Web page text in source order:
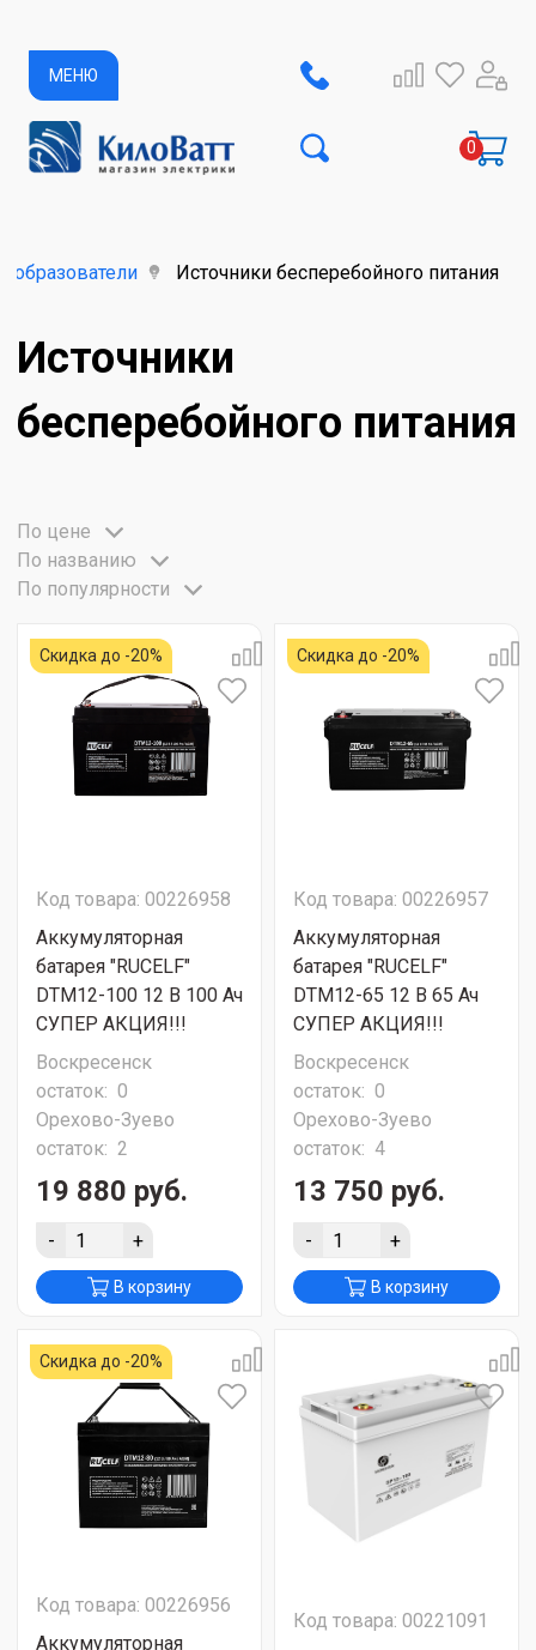
МЕНЮ
Источники бесперебойного питания
Источники
бесперебойного питания
По цене
По названию
По популярности
Скидка до -20%
Код товара: 00226958
Аккумуляторная
батарея "RUCELF"
DTM12-100 12 В 100 Ач
СУПЕР АКЦИЯ!!!
Воскресенск
остаток: 0
Орехово-Зуево
остаток: 2
19 880 руб.
- +
В корзину
Скидка до -20%
Код товара: 00226957
Аккумуляторная
батарея "RUCELF"
DTM12-65 12 В 65 Ач
СУПЕР АКЦИЯ!!!
Воскресенск
остаток: 0
Орехово-Зуево
остаток: 4
13 750 руб.
- +
В корзину
Скидка до -20%
Код товара: 00226956
Аккумуляторная
Код товара: 00221091